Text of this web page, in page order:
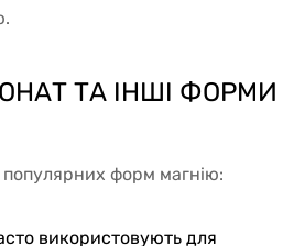
ТА ІНШІ ФОРМИ
популярних форм магнію:
використовують для